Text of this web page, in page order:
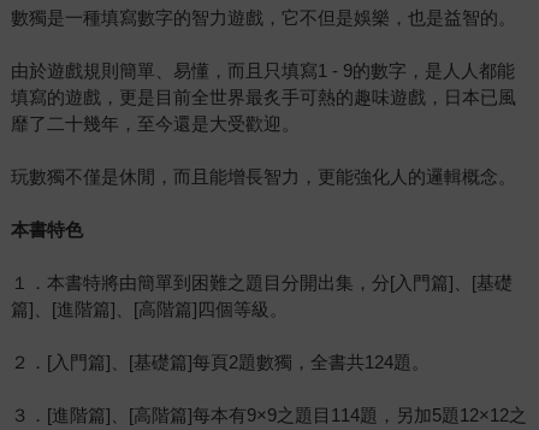
數獨是一種填寫數字的智力遊戲，它不但是娛樂，也是益智的。
由於遊戲規則簡單、易懂，而且只填寫1 - 9的數字，是人人都能
填寫的遊戲，更是目前全世界最炙手可熱的趣味遊戲，日本已風
靡了二十幾年，至今還是大受歡迎。
玩數獨不僅是休閒，而且能增長智力，更能強化人的邏輯概念。
本書特色
１．本書特將由簡單到困難之題目分開出集，分[入門篇]、[基礎
篇]、[進階篇]、[高階篇]四個等級。
２．[入門篇]、[基礎篇]每頁2題數獨，全書共124題。
３．[進階篇]、[高階篇]每本有9×9之題目114題，另加5題12×12之